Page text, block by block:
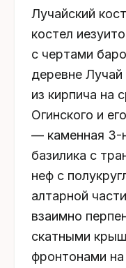
Лучайский
костел
с чертами
деревне Лучай
из кирпича на
Огинского и
— каменная 3-
базилика с
неф с
алтарной
взаимно
скатными
фронтонами